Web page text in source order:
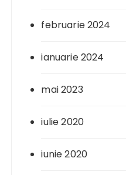
februarie 2024
ianuarie 2024
mai 2023
iulie 2020
iunie 2020